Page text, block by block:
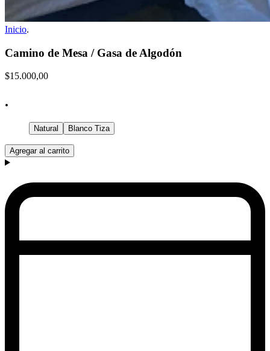
Inicio.
Camino de Mesa / Gasa de Algodón
$15.000,00
.
Natural Blanco Tiza
Agregar al carrito